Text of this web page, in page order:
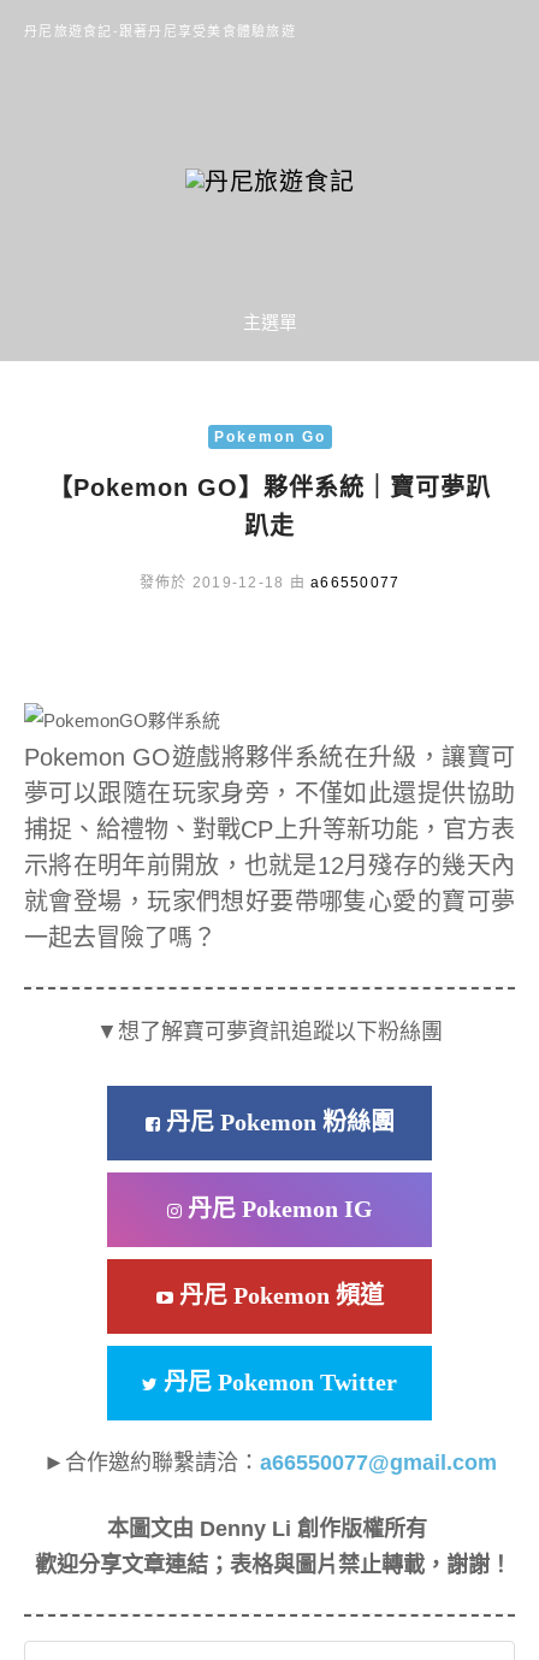
丹尼旅遊食記-跟著丹尼享受美食體驗旅遊
主選單
Pokemon Go
【Pokemon GO】夥伴系統｜寶可夢趴
趴走
發佈於 2019-12-18 由 a66550077
Pokemon GO遊戲將夥伴系統在升級，讓寶可
夢可以跟隨在玩家身旁，不僅如此還提供協助
捕捉、給禮物、對戰CP上升等新功能，官方表
示將在明年前開放，也就是12月殘存的幾天內
就會登場，玩家們想好要帶哪隻心愛的寶可夢
一起去冒險了嗎？
▼想了解寶可夢資訊追蹤以下粉絲團
丹尼 Pokemon 粉絲團
丹尼 Pokemon IG
丹尼 Pokemon 頻道
丹尼 Pokemon Twitter
►合作邀約聯繫請洽： a66550077@gmail.com
本圖文由 Denny Li 創作版權所有
歡迎分享文章連結；表格與圖片禁止轉載，謝謝！